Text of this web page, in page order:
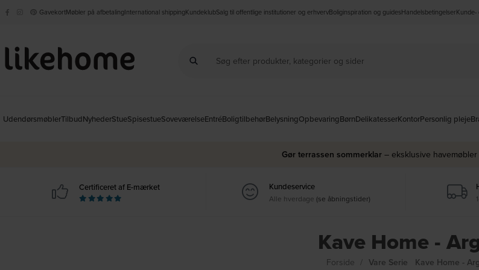
GavekortMøbler på afbetalingInternational shippingKundeklubSalg til offentlige institutioner og erhvervBoliginspiration og guidesHandelsbetingelserKunde-
UdendørsmøblerTilbudNyhederStueSpisestueSoveværelseEntréBoligtilbehørBelysningOpbevaringBørnDelikatesserKontorPersonlig pleje
Gør terrassen sommerklar – eksklusive
Certificeret af E-mærket Kundeservice
Alle hverdage (se åbningstider)
Kave Home -
Forside Vare Serie Kave Home -